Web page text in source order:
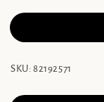
SKU: 82192571